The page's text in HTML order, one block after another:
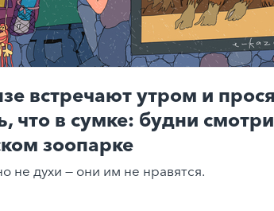
встречают утром и
что в сумке: будни
зоопарке
не духи — они им не нравятся.